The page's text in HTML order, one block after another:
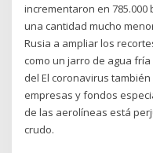
incrementaron en
una cantidad mucho
Rusia a ampliar los
como un jarro de agua
del El coronavirus
empresas y fondos
de las aerolíneas está
crudo.